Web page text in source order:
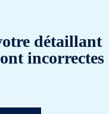
détaillant
incorrectes